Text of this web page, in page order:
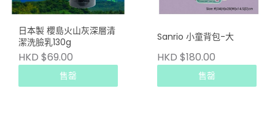
日本製 櫻島火山灰深層清
潔洗臉乳130g
HKD $69.00
售罄
Sanrio 小童背包-大
HKD $180.00
售罄